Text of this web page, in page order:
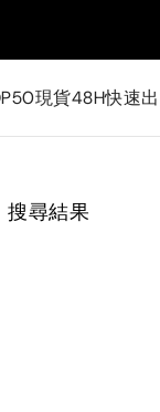
現貨48H快速
搜尋結果